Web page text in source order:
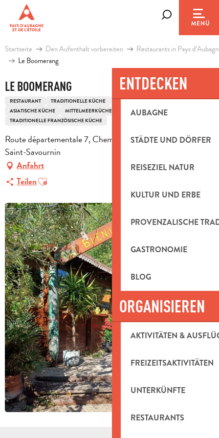
contenu
principal
MENÜ
ENTDECKEN
AUBAGNE
STÄDTE UND DÖRFER
REISEZIEL NATUR
KULTUR UND ERBE
PROVENZALISCHE
GASTRONOMIE
BLOG
ORGANISIEREN
AKTIVITÄTEN &
FREIZEITSAKTIVITÄTEN
UNTERKÜNFTE
RESTAURANTS
Startseite Den Aufenthalt vorbereiten
Restaurants in Pays
Le Boomerang
LE BOOMERANG
RESTAURANT TRADITIONELLE KÜCHE
AFRIKANISCHE KÜCHE
ASIATISCHE KÜCHE
MITTELMEERKÜCHE
TRADITIONELLE FRANZÖSISCHE KÜCHE
Route départementale 7, Chemin du Puits Germain, 13119
Saint-Savournin
Anfahrt
TeilenAjouter aux favoris